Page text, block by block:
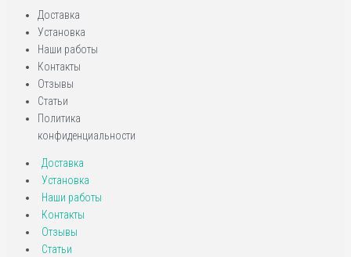
Доставка
Установка
Наши работы
Контакты
Отзывы
Статьи
Политика
конфиденциальности
Доставка
Установка
Наши работы
Контакты
Отзывы
Статьи